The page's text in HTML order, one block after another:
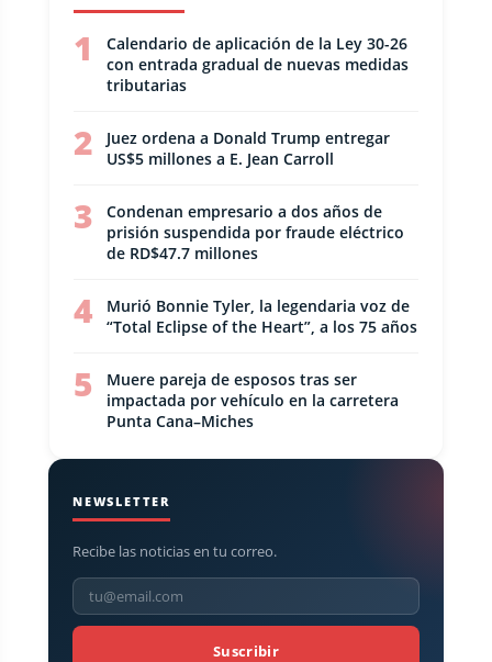
1
Calendario de aplicación de la Ley 30-26
con entrada gradual de nuevas medidas
tributarias
2
Juez ordena a Donald Trump entregar
US$5 millones a E. Jean Carroll
3
Condenan empresario a dos años de
prisión suspendida por fraude eléctrico
de RD$47.7 millones
4
Murió Bonnie Tyler, la legendaria voz de
“Total Eclipse of the Heart”, a los 75 años
5
Muere pareja de esposos tras ser
impactada por vehículo en la carretera
Punta Cana–Miches
NEWSLETTER
Recibe las noticias en tu correo.
Suscribir